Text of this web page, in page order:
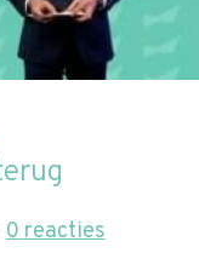
0reacties